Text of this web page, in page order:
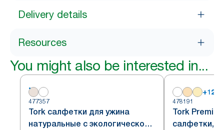
Delivery details
Resources
You might also be interested in...
477357
Tork салфетки для ужина
натуральные с экологической
+12
478191
Tork
салфетки,